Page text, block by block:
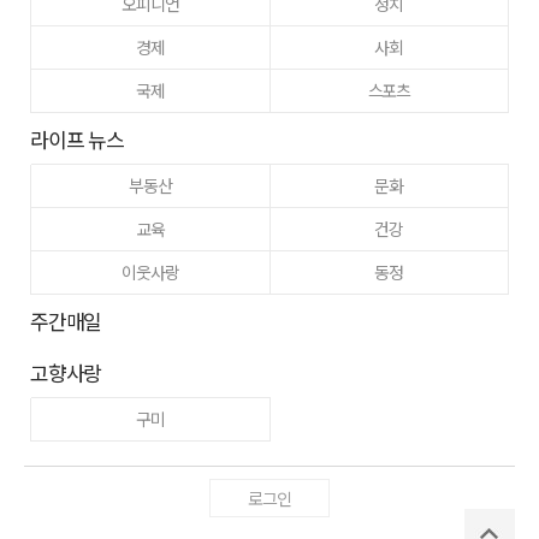
경제
사회
국제
스포츠
라이프 뉴스
부동산
문화
교육
건강
이웃사랑
동정
주간매일
고향사랑
구미
로그인